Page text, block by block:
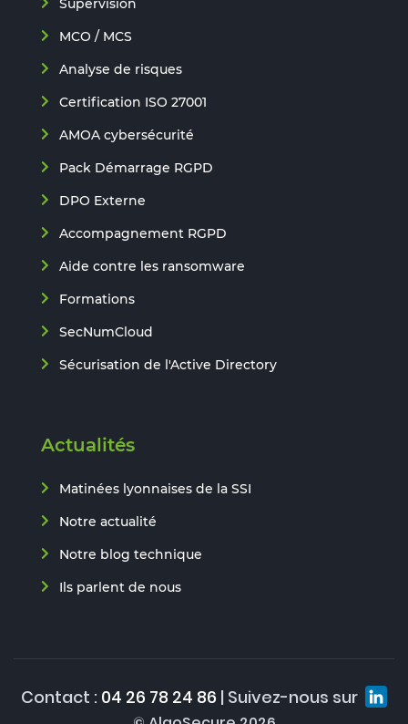
MCO / MCS
Analyse de risques
Certification ISO 27001
AMOA cybersécurité
Pack Démarrage RGPD
DPO Externe
Accompagnement RGPD
Aide contre les ransomware
Formations
SecNumCloud
Sécurisation de l'Active Directory
Actualités
Matinées lyonnaises de la SSI
Notre actualité
Notre blog technique
Ils parlent de nous
Contact : 04 26 78 24 86 | Suivez-nous sur